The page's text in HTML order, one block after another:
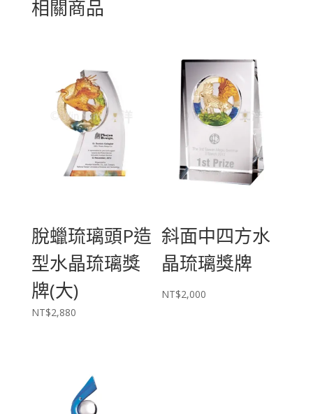
相關商品
脫蠟琉璃頭P造
型水晶琉璃獎
牌(大)
NT$2,880
斜面中四方水
晶琉璃獎牌
NT$2,000